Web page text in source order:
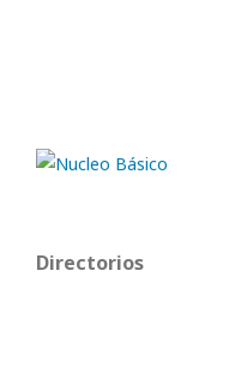
Directorios